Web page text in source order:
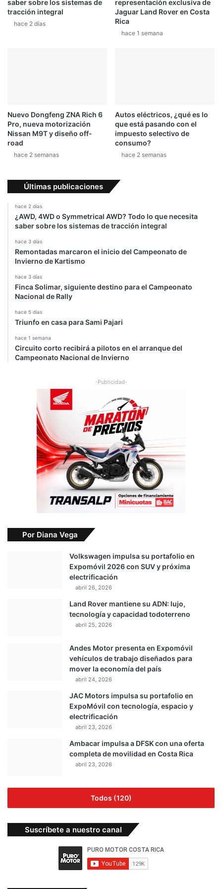
saber sobre los sistemas de
tracción integral
hace 2 días
representación exclusiva de
Jaguar Land Rover en Costa
Rica
hace 1 semana
Nuevo Dongfeng ZNA Rich 6
Pro, nueva motorización
Nissan M9T y diseño off-
road
hace 2 semanas
Autos eléctricos, ¿qué es lo
que está pasando con el
impuesto selectivo de
consumo?
hace 2 semanas
Últimas publicaciones
hace 2 días
¿AWD, 4WD o Symmetrical AWD? Todo lo que necesita
saber sobre los sistemas de tracción integral
hace 3 días
Remontadas marcaron el inicio del Campeonato de
Invierno de Kartismo
hace 3 días
Finca Solimar, siguiente destino para el Campeonato
Nacional de Rally
hace 5 días
Triunfo en casa para Sami Pajari
hace 1 semana
Circuito corto recibirá a pilotos en el arranque del
Campeonato Nacional de Invierno
-Publicidad-
Por Diana Vega
Volkswagen impulsa su portafolio en
Expomóvil 2026 con SUV y próxima
electrificación
abril 26, 2026
Land Rover mantiene su ADN: lujo,
tecnología y capacidad todoterreno
abril 25, 2026
Andes Motor presenta en Expomóvil
vehículos de trabajo diseñados para
mover la economía del país
abril 24, 2026
JAC Motors impulsa su portafolio en
ExpoMóvil con tecnología, espacio y
electrificación
abril 23, 2026
Ambacar impulsa a DFSK con una oferta
completa de movilidad en Costa Rica
abril 23, 2026
Todos (120)
Suscríbete a nuestro canal